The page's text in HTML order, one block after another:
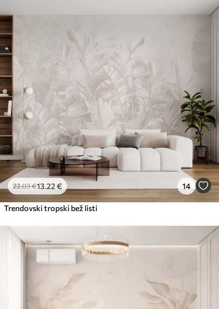
45
Premium vinil
.00 39 €/m²
Peel and Stick
81 .67 49 .00€ /m²
22.03€13 .22 € 14
Trendovski tropski bež listi